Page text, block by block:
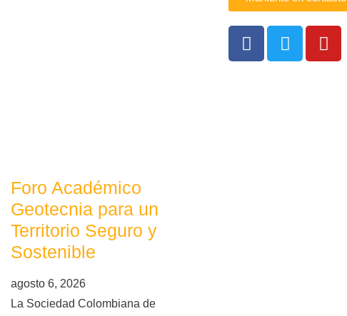
Foro Académico
Geotecnia para un
Territorio Seguro y
Sostenible
agosto 6, 2026
La Sociedad Colombiana de